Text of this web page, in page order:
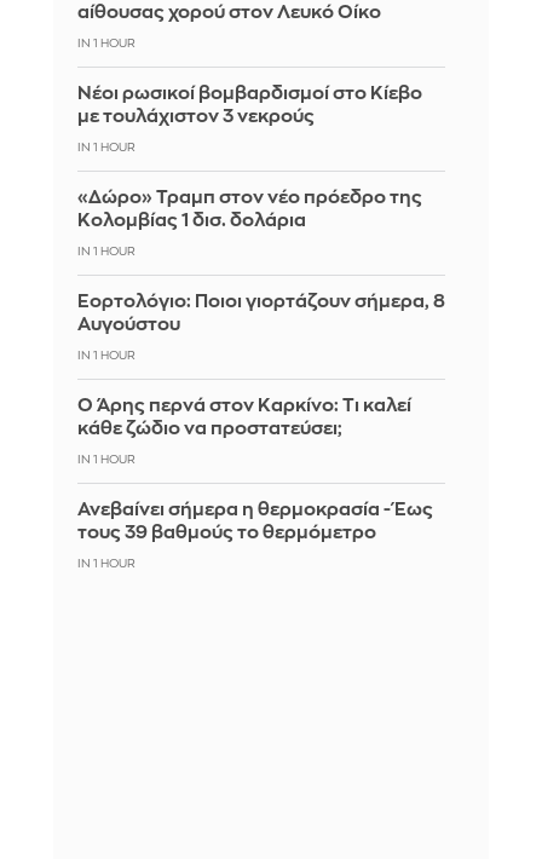
αίθουσας χορού στον Λευκό Οίκο
IN 1 HOUR
Νέοι ρωσικοί βομβαρδισμοί στο Κίεβο
με τουλάχιστον 3 νεκρούς
IN 1 HOUR
«Δώρο» Τραμπ στον νέο πρόεδρο της
Κολομβίας 1 δισ. δολάρια
IN 1 HOUR
Εορτολόγιο: Ποιοι γιορτάζουν σήμερα, 8
Αυγούστου
IN 1 HOUR
Ο Άρης περνά στον Καρκίνο: Τι καλεί
κάθε ζώδιο να προστατεύσει;
IN 1 HOUR
Ανεβαίνει σήμερα η θερμοκρασία - Έως
τους 39 βαθμούς το θερμόμετρο
IN 1 HOUR